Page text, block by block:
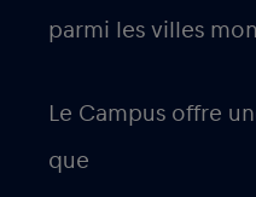
parmi les villes
Le Campus offre
que